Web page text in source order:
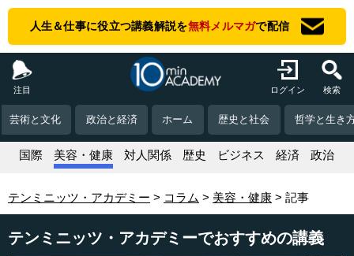
人生＆仕事に役立つ講義解説を無料メルマガで配信
注目 ログイン 検索
芸術と文化 政治と経済 ホーム 歴史と社会 哲学と生き
国際 美容・健康 対人関係 歴史 ビジネス 経済 政治
テンミニッツ・アカデミー コラム 美容・健康 記事
テンミニッツ・アカデミーでおすすめの講義